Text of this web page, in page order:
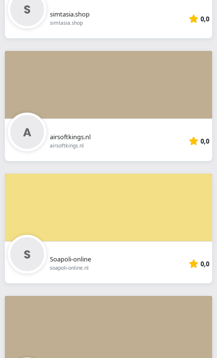
simtasia.shop
simtasia.shop 0,0
airsoftkings.nl
airsoftkings.nl 0,0
Soapoli-online
soapoli-online.nl 0,0